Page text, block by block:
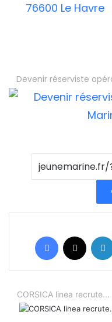
76600 Le Havre
Devenir réserviste
Facebook
CORSICA linea recrute...